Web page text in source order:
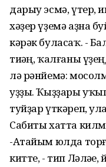
дарыу эсмә, үтер,
хәҙер үҙемә аҙна
кәрәк буласаҡ. -
тиһәң, ҡалғаны
лә рәнйемә:
уҙҙы. Ҡыҙҙары
туйҙар үткәреп,
Сабиты хатта
-Атайым юлда
китте, - тип